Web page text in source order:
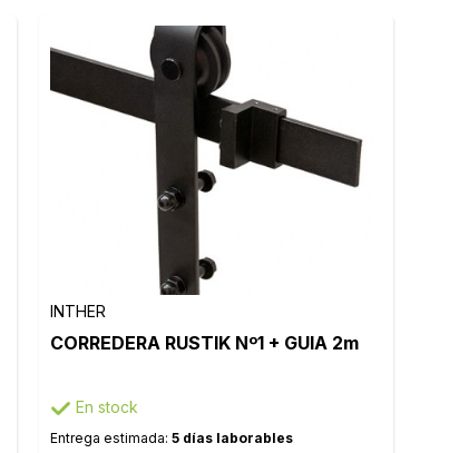
INTHER
CORREDERA RUSTIK Nº1 + GUIA 2m
En stock
Entrega estimada: 5 días laborables